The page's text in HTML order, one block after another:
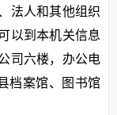
法人和其他组织
以到本机关信息
司六楼，办公电
档案馆、图书馆